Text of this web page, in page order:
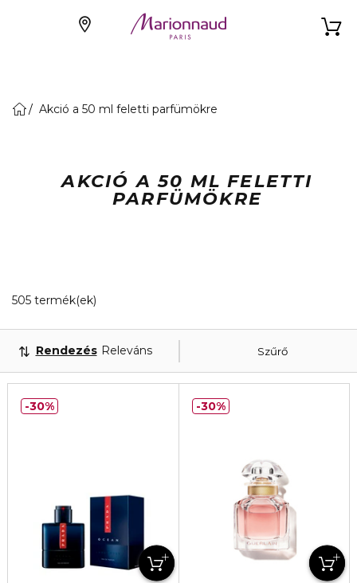
Akció a 50 ml feletti parfümökre
AKCIÓ A 50 ML FELETTI
PARFÜMÖKRE
505 termék(ek)
Szűrő
Rendezés Releváns
30% 30%